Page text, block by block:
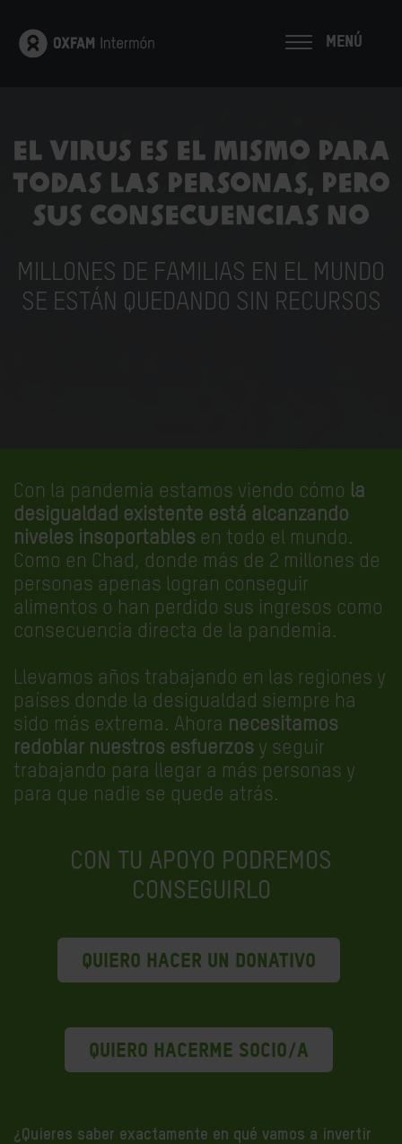
MENÚ
El virus es el mismo para
todas las personas, pero
sus consecuencias no
MILLONES DE FAMILIAS EN EL MUNDO
SE ESTÁN QUEDANDO SIN RECURSOS
Con la pandemia estamos viendo cómo la
desigualdad existente está alcanzando
niveles insoportables en todo el mundo.
Como en Chad, donde más de 2 millones de
personas apenas logran conseguir
alimentos o han perdido sus ingresos como
consecuencia directa de la pandemia.
Llevamos años trabajando en las regiones y
países donde la desigualdad siempre ha
sido más extrema. Ahora necesitamos
redoblar nuestros esfuerzos y seguir
trabajando para llegar a más personas y
para que nadie se quede atrás.
CON TU APOYO PODREMOS
CONSEGUIRLO
QUIERO HACER UN DONATIVO
QUIERO HACERME SOCIO/A
¿Quieres saber exactamente en qué vamos a invertir